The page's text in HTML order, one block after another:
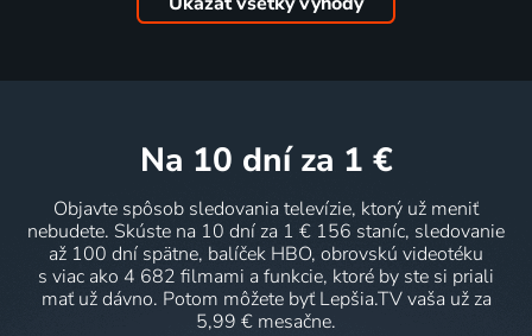
na 10 dní za 1 €
Objavte spôsob sledovania televízie, ktorý už meniť
nebudete. Skúste na 10 dní za 1 € 156 staníc, sledovanie
až 100 dní spätne, balíček HBO, obrovskú videotéku
s viac ako 4 682 filmami a funkcie, ktoré by ste si priali
mať už dávno. Potom môžete byť Lepšia.TV vaša už za
5,99 € mesačne.